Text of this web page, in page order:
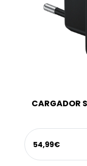
CARGADOR
54,99€